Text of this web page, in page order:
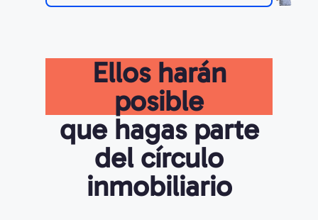
Ellos harán
posible
que hagas parte
del círculo
inmobiliario